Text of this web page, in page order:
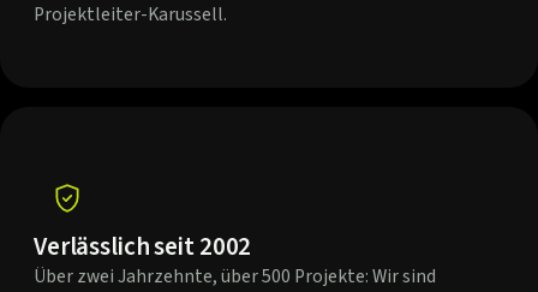
Projektleiter-Karussell.
Verlässlich seit 2002
Über zwei Jahrzehnte, über 500 Projekte: Wir sind